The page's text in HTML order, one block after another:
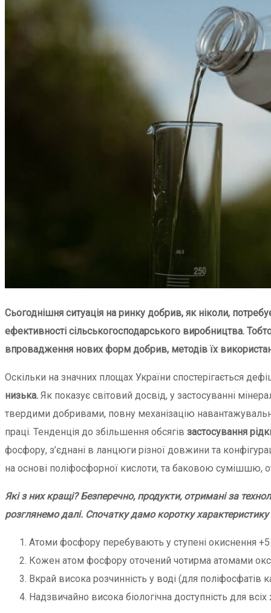
Сьогоднішня ситуація на ринку добрив, як ніколи,
ефективності сільськогосподарського виробництва.
впровадження нових форм добрив, методів їх
Оскільки на значних площах України спостерігається
низька. Як показує світовий досвід, у застосуванні
твердими добривами, повну механізацію
праці. Тенденція до збільшення обсягів застосування
фосфору, з’єднані в ланцюги різної довжини та
на основі поліфосфорної кислоти, та баковою сумішшю,
Які з них кращі? Безперечно, продукти, отримані за
розглянемо далі. Спочатку дамо коротку
Атоми фосфору перебувають у ступені окиснення
Кожен атом фосфору оточений чотирма атомами
Вкрай висока розчинність у воді (для поліфосфатів
Надзвичайно висока біологічна доступність для